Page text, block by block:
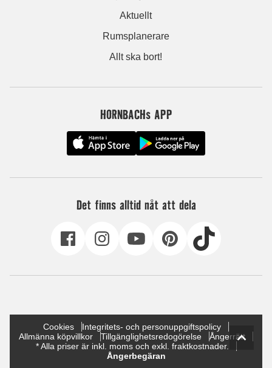
Aktuellt
Rumsplanerare
Allt ska bort!
HORNBACHs APP
Det finns alltid nåt att dela
Cookies
Integritets- och personuppgiftspolicy
Allmänna köpvillkor
Tillgänglighetsredogörelse
Ångerrätt
* Alla priser är inkl. moms och exkl. fraktkostnader.
Ångerbegäran